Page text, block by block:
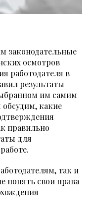
законодательные
осмотров
работодателя в
результаты
им самим
какие
правильно
для
так и
свои права